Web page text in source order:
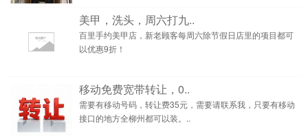
美甲，洗头，周六打九..
百里手约美甲店，新老顾客每周六除节假日店里的项目都可
以优惠9折！
移动免费宽带转让，0..
需要有移动号码，转让费35元，需要请联系我，只要有移动
接口的地方全柳州都可以装。..